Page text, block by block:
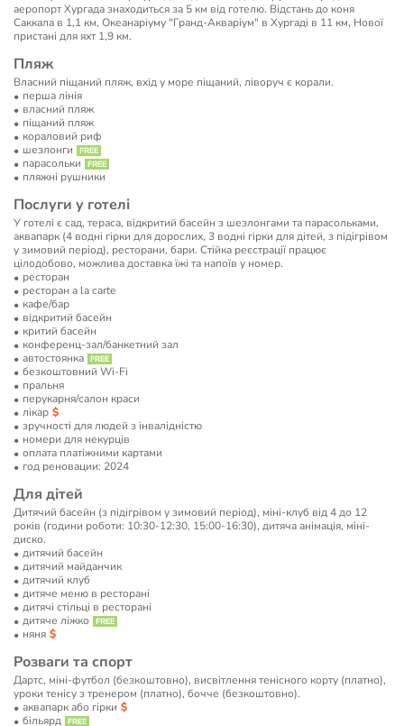
аеропорт Хургада знаходиться за 5 км від готелю. Відстань до коня
Саккала в 1,1 км, Океанаріуму "Гранд-Акваріум" в Хургаді в 11 км, Нової
пристані для яхт 1,9 км.
Пляж
Власний піщаний пляж, вхід у море піщаний, ліворуч є корали.
перша лінія
власний пляж
піщаний пляж
кораловий риф
шезлонги
парасольки
пляжні рушники
Послуги у готелі
У готелі є сад, тераса, відкритий басейн з шезлонгами та парасольками,
аквапарк (4 водні гірки для дорослих, 3 водні гірки для дітей, з підігрівом
у зимовий період), ресторани, бари. Стійка реєстрації працює
цілодобово, можлива доставка їжі та напоїв у номер.
ресторан
ресторан a la carte
кафе/бар
відкритий басейн
критий басейн
конференц-зал/банкетний зал
автостоянка
безкоштовний Wi-Fi
пральня
перукарня/салон краси
лікар
зручності для людей з інвалідністю
номери для некурців
оплата платіжними картами
год реновации: 2024
Для дітей
Дитячий басейн (з підігрівом у зимовий період), міні-клуб від 4 до 12
років (години роботи: 10:30-12:30, 15:00-16:30), дитяча анімація, міні-
диско.
дитячий басейн
дитячий майданчик
дитячий клуб
дитяче меню в ресторані
дитячі стільці в ресторані
дитяче ліжко
няня
Розваги та спорт
Дартс, міні-футбол (безкоштовно), висвітлення тенісного корту (платно),
уроки тенісу з тренером (платно), бочче (безкоштовно).
аквапарк або гірки
більярд